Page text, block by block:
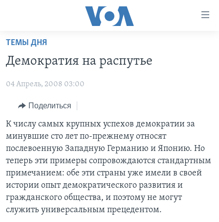
Перейти
основной
Перейти
навигации
Перейти
поиск
ПРОГРАММЫ
АМЕРИКА
НОВОСТИ ЗА МИНУТУ
ИТОГИ
ПОЧЕМУ ЭТО ВАЖНО?
ДИСКУССИЯ VOA
ДЕТАЛИ
НЬЮ-ЙОРК NEW YORK
АМЕРИКА. БОЛЬШОЕ ПУТЕШЕСТВИЕ
ПРОЕКТЫ
УЧИМ АНГЛИЙСКИЙ
НАША АМЕРИКАНСКАЯ ИСТОРИЯ
А КАК В АМЕРИКЕ?
АРТЕФАКТЫ
АМЕРИКАНСКИЕ ГОРОДКИ
ЭКСПЕРТИЗА
ИНТЕРВЬЮ
ФАКТЫ ПРОТИВ ФЕЙКОВ
ЗА СВОБОДУ ПРЕССЫ
УЧИМ АНГЛИЙСКИЙ
ВИДЕО
ПОДПИСКА НА НОВОСТИ
ТЕМЫ ДНЯ
Демократия на распутье
04 Апрель, 2008 03:00
Поделиться
К числу самых крупных успехов демократии за
минувшие сто лет по-прежнему относят
послевоенную Западную Германию и Японию. Но
теперь эти примеры сопровождаются стандартным
примечанием: обе эти страны уже имели в своей
истории опыт демократического развития и
гражданского общества, и поэтому не могут
служить универсальным прецедентом.